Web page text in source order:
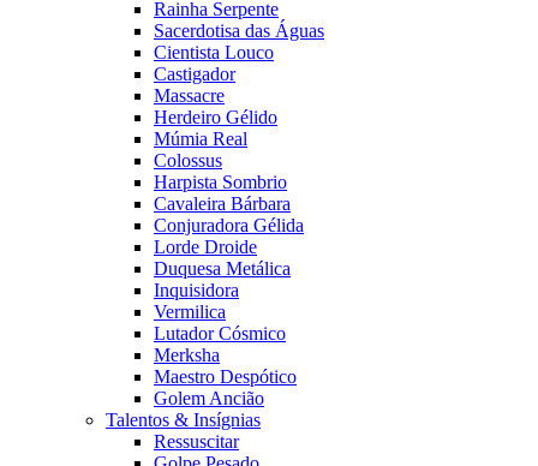
Rainha Serpente
Sacerdotisa das Águas
Cientista Louco
Castigador
Massacre
Herdeiro Gélido
Múmia Real
Colossus
Harpista Sombrio
Cavaleira Bárbara
Conjuradora Gélida
Lorde Droide
Duquesa Metálica
Inquisidora
Vermilica
Lutador Cósmico
Merksha
Maestro Despótico
Golem Ancião
Talentos & Insígnias
Ressuscitar